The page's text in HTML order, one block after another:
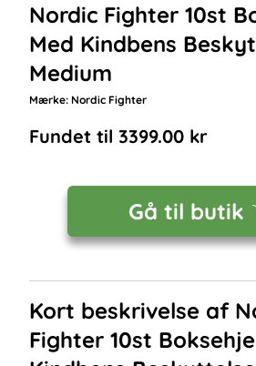
Nordic Fighter 10st
Med Kindbens
Medium
Mærke: Nordic Fighter
Fundet til 3399.00 kr
Gå til butik
Kort beskrivelse af
Fighter 10st